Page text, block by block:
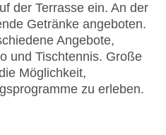
der Terrasse ein. An der
Getränke angeboten.
Angebote,
und Tischtennis. Große
Möglichkeit,
zu erleben.